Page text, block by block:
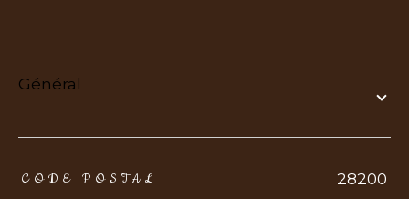
général
TRAD_ZEPHYR_Caracteristique TRAD_ZEPHYR_Valeurs
CODE POSTAL 28200